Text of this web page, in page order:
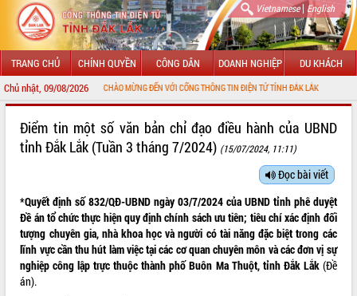
Vietnamese| English
TRANG CHỦ CHÍNH QUYỀN CÔNG DÂN DOANH NGHIỆP DU KHÁCH
Chủ nhật, 09/08/2026CHÀO MỪNG ĐẾN VỚI CỔNG THÔNG TIN ĐIỆN TỬ TỈNH ĐẮK LẮK
LÃNH ĐẠO UBND TỈNH
SỞ, BAN, NGÀNH
UBND CÁC XÃ, PHƯỜNG
THÔNG TIN CHỈ ĐẠO ĐIỀU HÀNH
Điểm tin một số văn bản chỉ đạo điều hành của UBND
tỉnh Đắk Lắk (Tuần 3 tháng 7/2024) (15/07/2024, 11:11)
Đọc bài viết
*Quyết định số 832/QĐ-UBND ngày 03/7/2024 của UBND tỉnh phê duyệt
Đề án tổ chức thực hiện quy định chính sách ưu tiên; tiêu chí xác định đối
tượng chuyên gia, nhà khoa học và người có tài năng đặc biệt trong các
lĩnh vực cần thu hút làm việc tại các cơ quan chuyên môn và các đơn vị sự
nghiệp công lập trực thuộc thành phố Buôn Ma Thuột, tỉnh Đắk Lắk(Đề
án).